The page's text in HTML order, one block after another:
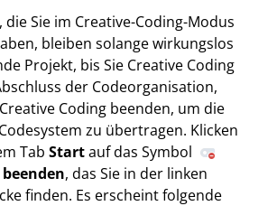
Sie im Creative-Coding-Modus
bleiben solange wirkungslos
Projekt, bis Sie Creative Coding
der Codeorganisation,
Coding beenden, um die
zu übertragen. Klicken
Tab Startauf das Symbol
, das Sie in der linken
finden. Es erscheint folgende